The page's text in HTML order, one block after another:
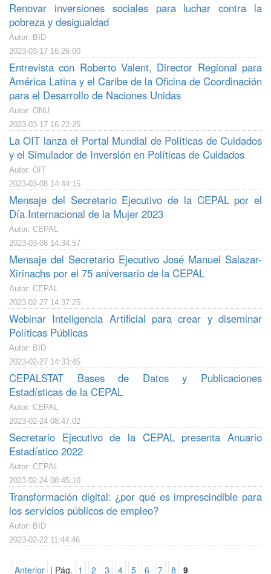
Renovar inversiones sociales para luchar contra la
pobreza y desigualdad
Autor: BID
2023-03-17 16:26:00
Entrevista con Roberto Valent, Director Regional para
América Latina y el Caribe de la Oficina de Coordinación
para el Desarrollo de Naciones Unidas
Autor: ONU
2023-03-17 16:22:25
La OIT lanza el Portal Mundial de Políticas de Cuidados
y el Simulador de Inversión en Políticas de Cuidados
Autor: OIT
2023-03-08 14:44:15
Mensaje del Secretario Ejecutivo de la CEPAL por el
Día Internacional de la Mujer 2023
Autor: CEPAL
2023-03-08 14:34:57
Mensaje del Secretario Ejecutivo José Manuel Salazar-
Xirinachs por el 75 aniversario de la CEPAL
Autor: CEPAL
2023-02-27 14:37:25
Webinar Inteligencia Artificial para crear y diseminar
Políticas Públicas
Autor: BID
2023-02-27 14:33:45
CEPALSTAT Bases de Datos y Publicaciones
Estadísticas de la CEPAL
Autor: CEPAL
2023-02-24 08:47:02
Secretario Ejecutivo de la CEPAL presenta Anuario
Estadístico 2022
Autor: CEPAL
2023-02-24 08:45:10
Transformación digital: ¿por qué es imprescindible para
los servicios públicos de empleo?
Autor: BID
2023-02-22 11:44:46
Anterior | Pág. 1 2 3 4 5 6 7 8 9